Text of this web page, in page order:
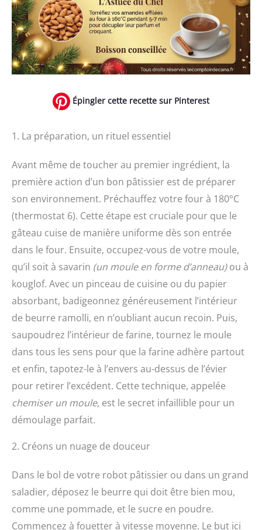
Épingler cette recette sur Pinterest
1. La préparation, un rituel essentiel
Avant même de toucher au premier ingrédient, la
première action d’un bon pâtissier est de préparer
son environnement. Préchauffez votre four à 180°C
(thermostat 6). Cette étape est cruciale pour que le
gâteau cuise de manière uniforme dès son entrée
dans le four. Ensuite, occupez-vous de votre moule,
qu’il soit à savarin (un moule en forme d’anneau)ou à
kouglof. Avec un pinceau de cuisine ou du papier
absorbant, badigeonnez généreusement l’intérieur
de beurre ramolli, en n’oubliant aucun recoin. Puis,
saupoudrez l’intérieur de farine, tournez le moule
dans tous les sens pour que la farine adhère partout
et enfin, tapotez-le à l’envers au-dessus de l’évier
pour retirer l’excédent. Cette technique, appelée
chemiser un moule, est le secret infaillible pour un
démoulage parfait.
2. Créons un nuage de douceur
Dans le bol de votre robot pâtissier ou dans un grand
saladier, déposez le beurre qui doit être bien mou,
comme une pommade, et le sucre en poudre.
Commencez à fouetter à vitesse moyenne. Le but ici